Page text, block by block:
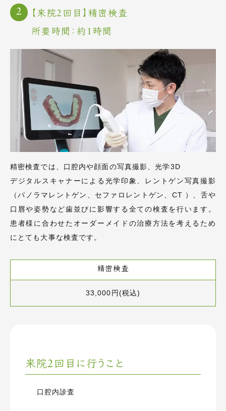
【来院2回目】精密検査
所要時間：約1時間
精密検査では、口腔内や顔面の写真撮影、光学3D
デジタルスキャナーによる光学印象、レントゲン写真撮影
（パノラマレントゲン、セファロレントゲン、CT ）、舌や
口唇や姿勢など歯並びに影響する全ての検査を行います。
患者様に合わせたオーダーメイドの治療方法を考えるため
にとても大事な検査です。
精密検査
33,000円(税込)
来院2回目に行うこと
口腔内診査